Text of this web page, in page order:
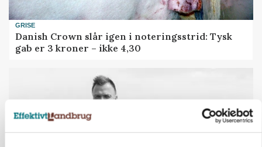
GRISE
Danish Crown slår igen i noteringsstrid: Tysk
gab er 3 kroner – ikke 4,30